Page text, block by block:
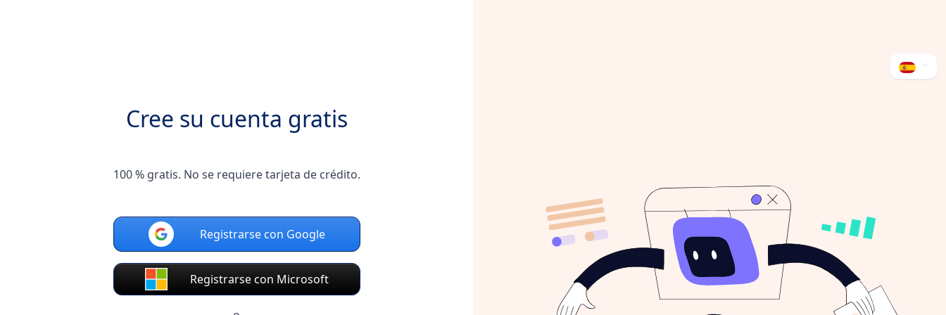
Cree su cuenta gratis
100 % gratis. No se requiere tarjeta de crédito.
Registrarse con Google
Registrarse con Microsoft